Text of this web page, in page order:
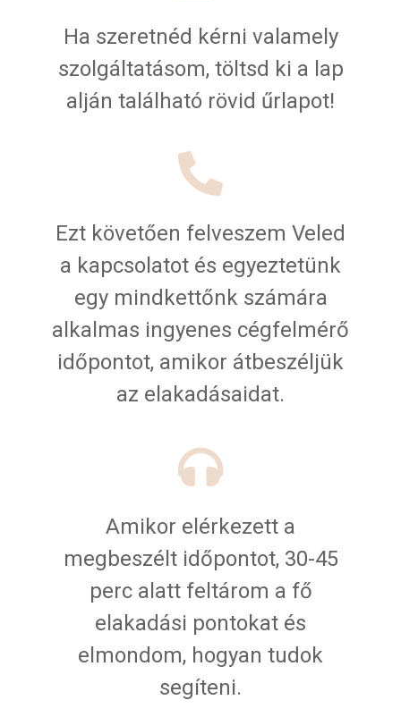
Ha szeretnéd kérni valamely
szolgáltatásom, töltsd ki a lap
alján található rövid űrlapot!
Ezt követően felveszem Veled
a kapcsolatot és egyeztetünk
egy mindkettőnk számára
alkalmas ingyenes cégfelmérő
időpontot, amikor átbeszéljük
az elakadásaidat.
Amikor elérkezett a
megbeszélt időpontot, 30-45
perc alatt feltárom a fő
elakadási pontokat és
elmondom, hogyan tudok
segíteni.